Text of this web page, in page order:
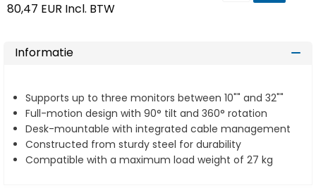
80,47 EUR Incl. BTW
Informatie
Supports up to three monitors between 10"" and 32""
Full-motion design with 90° tilt and 360° rotation
Desk-mountable with integrated cable management
Constructed from sturdy steel for durability
Compatible with a maximum load weight of 27 kg